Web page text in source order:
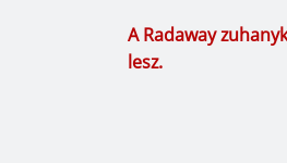
A Radaway
lesz.